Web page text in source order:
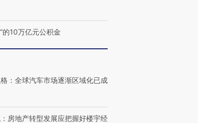
的10万亿元公积金
：全球汽车市场逐渐区域化已成
房地产转型发展应把握好楼宇经